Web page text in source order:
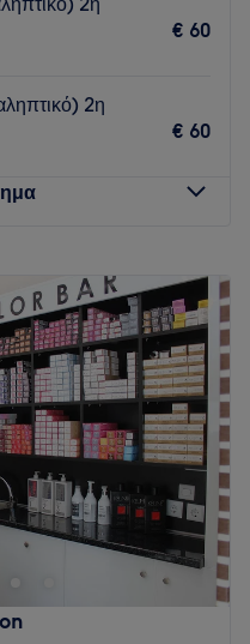
€ 60
2η
€ 60
09:00 –21:00
09:00– 21:00
09:00–21:00
09:00–21:00
09:00–17:00
Κλειστό
μόλις 13 λεπτά
παρέχει μία μεγάλη